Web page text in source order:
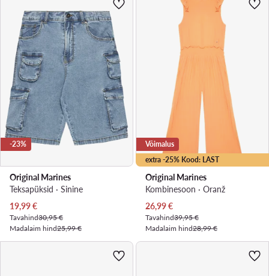
-23%
Original Marines
Teksapüksid · Sinine
Praegune hind
19,99€
Tavahind30,95 €
Madalaim hind25,99 €
extra -25% Kood: LAST
Võimalus
Original Marines
Kombinesoon · Oranž
Praegune hind
26,99€
Tavahind39,95 €
Madalaim hind28,99 €